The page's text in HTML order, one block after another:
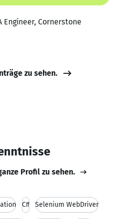
Engineer, Cornerstone
zu sehen.
Profil zu sehen.
C# Selenium WebDriver